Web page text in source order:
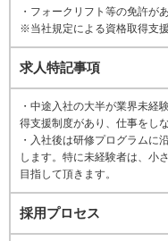
・フォークリフト等の免許が
※当社規定による資格取得支
求人特記事項
・中途入社の大半が業界未経
得支援制度があり、仕事をし
・入社後は研修プログラムに
します。特に未経験者は、小
目指して頂きます。
採用プロセス